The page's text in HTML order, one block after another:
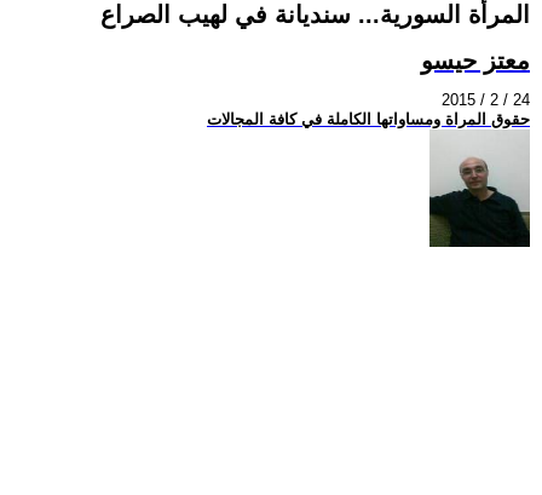
المرأة السورية... سنديانة في لهيب الصراع
معتز حيسو
2015 / 2 / 24
حقوق المراة ومساواتها الكاملة في كافة المجالات